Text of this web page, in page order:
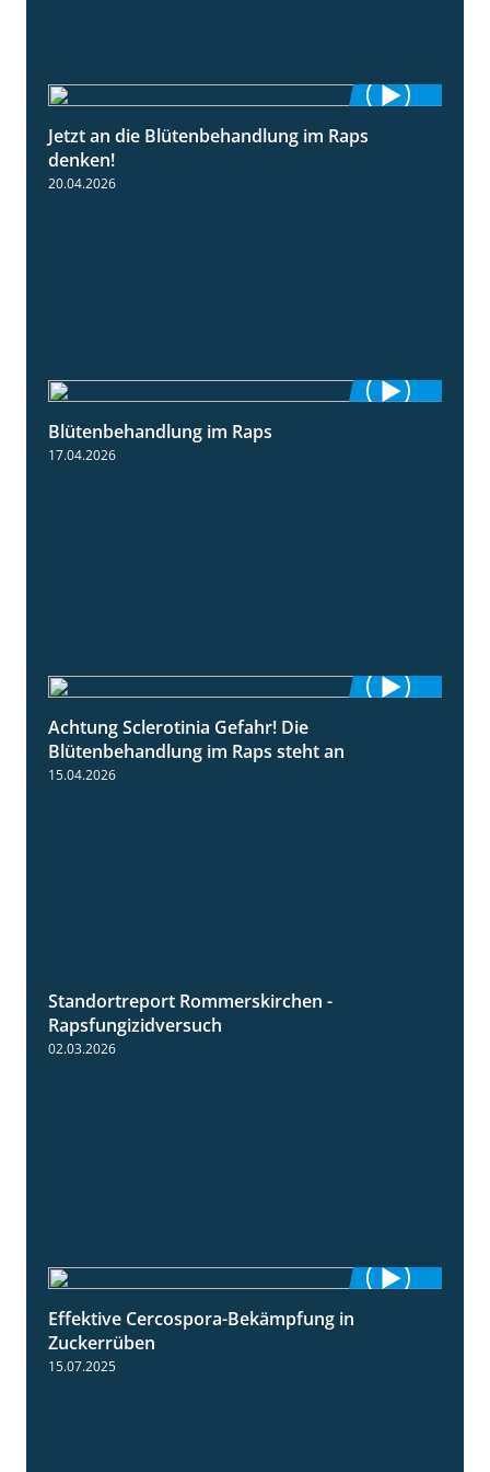
Jetzt an die Blütenbehandlung im Raps
denken!
20.04.2026
Blütenbehandlung im Raps
17.04.2026
Achtung Sclerotinia Gefahr! Die
Blütenbehandlung im Raps steht an
15.04.2026
Standortreport Rommerskirchen -
Rapsfungizidversuch
02.03.2026
Effektive Cercospora-Bekämpfung in
Zuckerrüben
15.07.2025